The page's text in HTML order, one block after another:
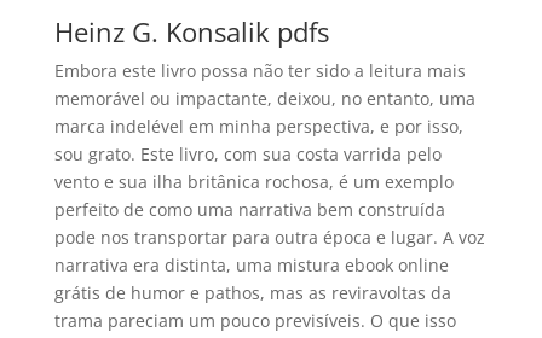
Heinz G. Konsalik pdfs
Embora este livro possa não ter sido a leitura mais
memorável ou impactante, deixou, no entanto, uma
marca indelével em minha perspectiva, e por isso,
sou grato. Este livro, com sua costa varrida pelo
vento e sua ilha britânica rochosa, é um exemplo
perfeito de como uma narrativa bem construída
pode nos transportar para outra época e lugar. A voz
narrativa era distinta, uma mistura ebook online
grátis de humor e pathos, mas as reviravoltas da
trama pareciam um pouco previsíveis. O que isso